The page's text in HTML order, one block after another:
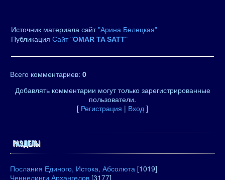
Источник материала сайт"Арина Белецкая"
Публикация Сайт "OMAR TA SATT"
Всего комментариев: 0
Добавлять комментарии могут только зарегистрированные
пользователи.
[ Регистрация | Вход ]
РАЗДЕЛЫ
Послания Единого, Истока, Абсолюта [1019]
Ченнелинги Архангелов [3177]